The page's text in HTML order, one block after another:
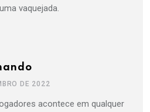
vaquejada.
DE 2022
acontece em qualquer